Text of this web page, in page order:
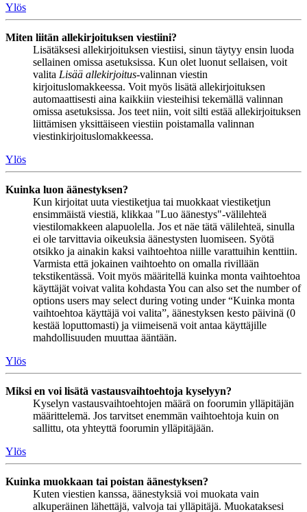
Ylös
Miten liitän allekirjoituksen viestiini?
Lisätäksesi allekirjoituksen viestiisi, sinun täytyy ensin luoda
sellainen omissa asetuksissa. Kun olet luonut sellaisen, voit
valita Lisää allekirjoitus-valinnan viestin
kirjoituslomakkeessa. Voit myös lisätä allekirjoituksen
automaattisesti aina kaikkiin viesteihisi tekemällä valinnan
omissa asetuksissa. Jos teet niin, voit silti estää allekirjoituksen
liittämisen yksittäiseen viestiin poistamalla valinnan
viestinkirjoituslomakkeessa.
Ylös
Kuinka luon äänestyksen?
Kun kirjoitat uuta viestiketjua tai muokkaat viestiketjun
ensimmäistä viestiä, klikkaa "Luo äänestys"-välilehteä
viestilomakkeen alapuolella. Jos et näe tätä välilehteä, sinulla
ei ole tarvittavia oikeuksia äänestysten luomiseen. Syötä
otsikko ja ainakin kaksi vaihtoehtoa niille varattuihin kenttiin.
Varmista että jokainen vaihtoehto on omalla rivillään
tekstikentässä. Voit myös määritellä kuinka monta vaihtoehtoa
käyttäjät voivat valita kohdasta You can also set the number of
options users may select during voting under “Kuinka monta
vaihtoehtoa käyttäjä voi valita”, äänestyksen kesto päivinä (0
kestää loputtomasti) ja viimeisenä voit antaa käyttäjille
mahdollisuuden muuttaa ääntään.
Ylös
Miksi en voi lisätä vastausvaihtoehtoja kyselyyn?
Kyselyn vastausvaihtoehtojen määrä on foorumin ylläpitäjän
määrittelemä. Jos tarvitset enemmän vaihtoehtoja kuin on
sallittu, ota yhteyttä foorumin ylläpitäjään.
Ylös
Kuinka muokkaan tai poistan äänestyksen?
Kuten viestien kanssa, äänestyksiä voi muokata vain
alkuperäinen lähettäjä, valvoja tai ylläpitäjä. Muokataksesi